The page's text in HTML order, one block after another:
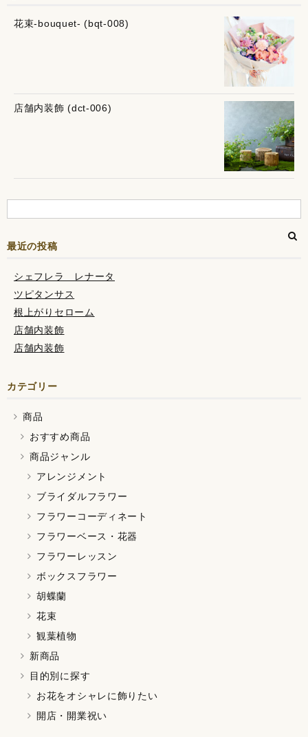
花束-bouquet- (bqt-008)
店舗内装飾 (dct-006)
最近の投稿
シェフレラ レナータ
ツピタンサス
根上がりセローム
店舗内装飾
店舗内装飾
カテゴリー
商品
おすすめ商品
商品ジャンル
アレンジメント
ブライダルフラワー
フラワーコーディネート
フラワーベース・花器
フラワーレッスン
ボックスフラワー
胡蝶蘭
花束
観葉植物
新商品
目的別に探す
お花をオシャレに飾りたい
開店・開業祝い